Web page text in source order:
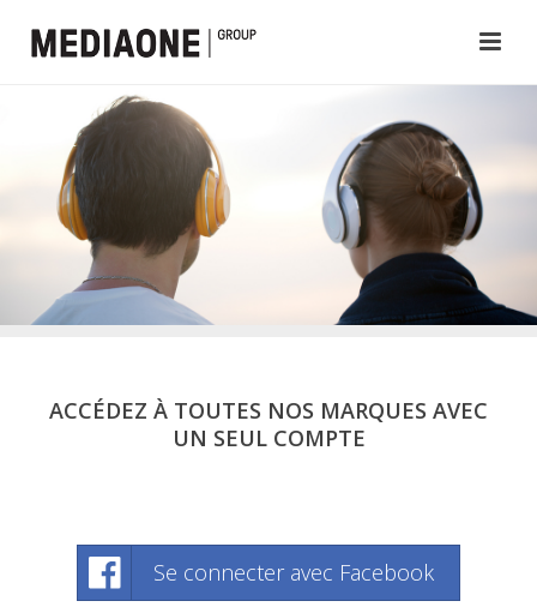
ACCÉDEZ À TOUTES NOS MARQUES AVEC
UN SEUL COMPTE
Se connecter avec Facebook